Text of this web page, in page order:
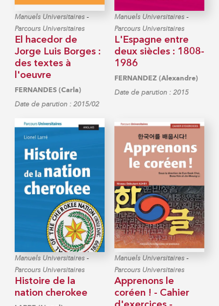
Manuels Universitaires -
Parcours Universitaires
El hacedor de
Jorge Luis Borges :
des textes à
l'oeuvre
FERNANDES (Carla)
Date de parution : 2015/02
Manuels Universitaires -
Parcours Universitaires
L'Espagne entre
deux siècles : 1808-
1986
FERNANDEZ (Alexandre)
Date de parution : 2015
Manuels Universitaires -
Parcours Universitaires
Histoire de la
nation cherokee
Manuels Universitaires -
Parcours Universitaires
Apprenons le
coréen ! - Cahier